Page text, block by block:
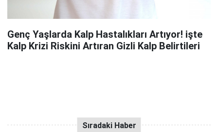
Genç Yaşlarda Kalp Hastalıkları Artıyor! işte
Kalp Krizi Riskini Artıran Gizli Kalp Belirtileri